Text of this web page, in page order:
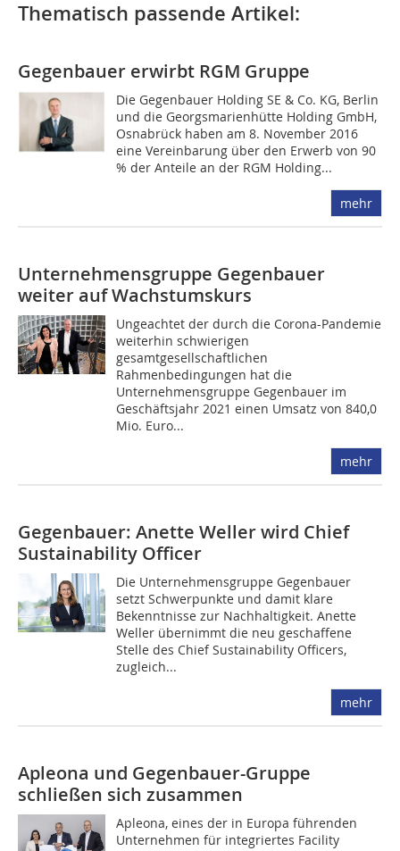
Thematisch passende Artikel:
Gegenbauer erwirbt RGM Gruppe
Die Gegenbauer Holding SE & Co. KG, Berlin
und die Georgsmarienhütte Holding GmbH,
Osnabrück haben am 8. November 2016
eine Vereinbarung über den Erwerb von 90
% der Anteile an der RGM Holding...
mehr
Unternehmensgruppe Gegenbauer
weiter auf Wachstumskurs
Ungeachtet der durch die Corona-Pandemie
weiterhin schwierigen
gesamtgesellschaftlichen
Rahmenbedingungen hat die
Unternehmensgruppe Gegenbauer im
Geschäftsjahr 2021 einen Umsatz von 840,0
Mio. Euro...
mehr
Gegenbauer: Anette Weller wird Chief
Sustainability Officer
Die Unternehmensgruppe Gegenbauer
setzt Schwerpunkte und damit klare
Bekenntnisse zur Nachhaltigkeit. Anette
Weller übernimmt die neu geschaffene
Stelle des Chief Sustainability Officers,
zugleich...
mehr
Apleona und Gegenbauer-Gruppe
schließen sich zusammen
Apleona, eines der in Europa führenden
Unternehmen für integriertes Facility